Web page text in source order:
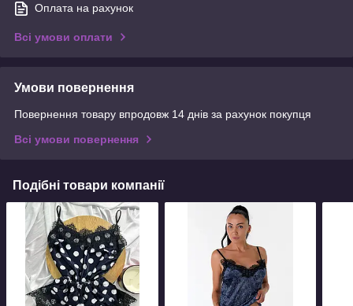
Оплата на рахунок
Всі умови оплати
Умови повернення
Повернення товару впродовж 14 днів за рахунок покупця
Всі умови повернення
Подібні товари компанії